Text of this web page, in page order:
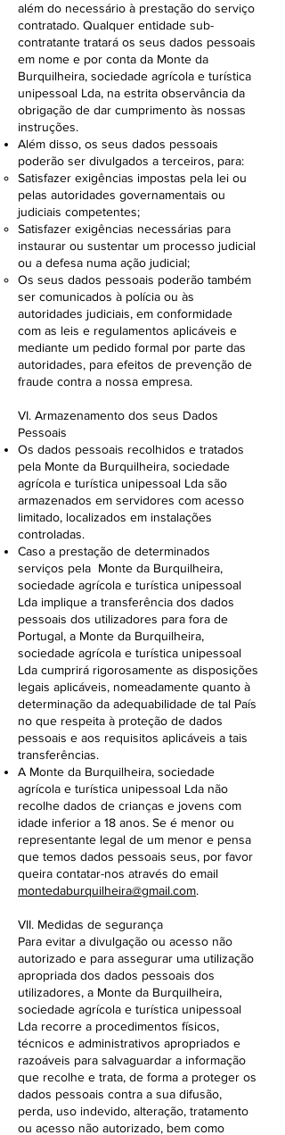
além do necessário à prestação do serviço
contratado. Qualquer entidade sub-
contratante tratará os seus dados pessoais
em nome e por conta da Monte da
Burquilheira, sociedade agrícola e turística
unipessoal Lda, na estrita observância da
obrigação de dar cumprimento às nossas
instruções.
Além disso, os seus dados pessoais
poderão ser divulgados a terceiros, para:
Satisfazer exigências impostas pela lei ou
pelas autoridades governamentais ou
judiciais competentes;
Satisfazer exigências necessárias para
instaurar ou sustentar um processo judicial
ou a defesa numa ação judicial;
Os seus dados pessoais poderão também
ser comunicados à polícia ou às
autoridades judiciais, em conformidade
com as leis e regulamentos aplicáveis e
mediante um pedido formal por parte das
autoridades, para efeitos de prevenção de
fraude contra a nossa empresa.
VI. Armazenamento dos seus Dados
Pessoais
Os dados pessoais recolhidos e tratados
pela Monte da Burquilheira, sociedade
agrícola e turística unipessoal Lda são
armazenados em servidores com acesso
limitado, localizados em instalações
controladas.
Caso a prestação de determinados
serviços pela Monte da Burquilheira,
sociedade agrícola e turística unipessoal
Lda implique a transferência dos dados
pessoais dos utilizadores para fora de
Portugal, a Monte da Burquilheira,
sociedade agrícola e turística unipessoal
Lda cumprirá rigorosamente as disposições
legais aplicáveis, nomeadamente quanto à
determinação da adequabilidade de tal País
no que respeita à proteção de dados
pessoais e aos requisitos aplicáveis a tais
transferências.
A Monte da Burquilheira, sociedade
agrícola e turística unipessoal Lda não
recolhe dados de crianças e jovens com
idade inferior a 18 anos. Se é menor ou
representante legal de um menor e pensa
que temos dados pessoais seus, por favor
queira contatar-nos através do email
montedaburquilheira@gmail.com.
VII. Medidas de segurança
Para evitar a divulgação ou acesso não
autorizado e para assegurar uma utilização
apropriada dos dados pessoais dos
utilizadores, a Monte da Burquilheira,
sociedade agrícola e turística unipessoal
Lda recorre a procedimentos físicos,
técnicos e administrativos apropriados e
razoáveis para salvaguardar a informação
que recolhe e trata, de forma a proteger os
dados pessoais contra a sua difusão,
perda, uso indevido, alteração, tratamento
ou acesso não autorizado, bem como